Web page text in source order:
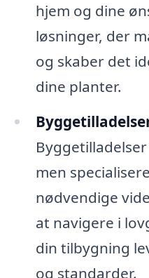
hjem og dine
løsninger, der
og skaber det
dine planter.
men
nødvendige
at navigere i
din tilbygning
og standarder.